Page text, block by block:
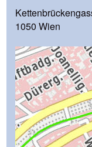
1050 Wien